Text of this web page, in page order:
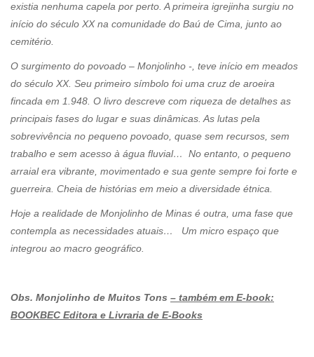
existia nenhuma capela por perto. A primeira igrejinha surgiu no
início do século XX na comunidade do Baú de Cima, junto ao
cemitério.
O surgimento do povoado – Monjolinho -, teve início em meados
do século XX. Seu primeiro símbolo foi uma cruz de aroeira
fincada em 1.948. O livro descreve com riqueza de detalhes as
principais fases do lugar e suas dinâmicas. As lutas pela
sobrevivência no pequeno povoado, quase sem recursos, sem
trabalho e sem acesso à água fluvial… No entanto, o pequeno
arraial era vibrante, movimentado e sua gente sempre foi forte e
guerreira. Cheia de histórias em meio a diversidade étnica.
Hoje a realidade de Monjolinho de Minas é outra, uma fase que
contempla as necessidades atuais… Um micro espaço que
integrou ao macro geográfico.
Obs. Monjolinho de Muitos Tons – também em E-book:
BOOKBEC Editora e Livraria de E-Books